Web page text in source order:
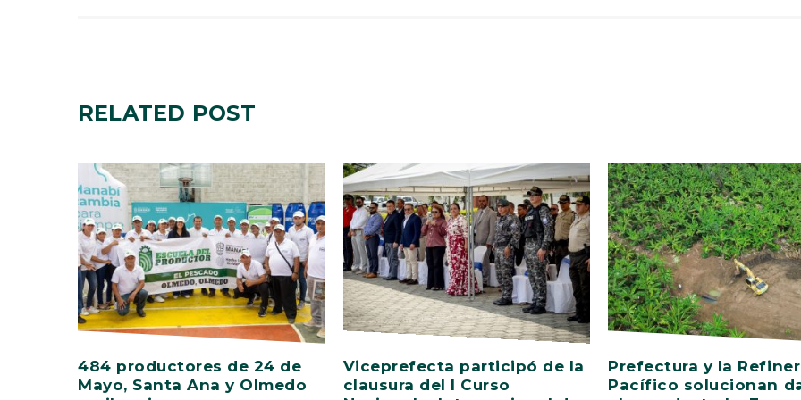
RELATED POST
484 productores de 24 de
Mayo, Santa Ana y Olmedo
Viceprefecta participó de la
clausura del I Curso
Prefectura y la
Pacífico solucionan